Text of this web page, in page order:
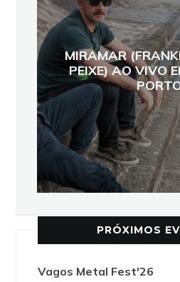
MIRAMAR
PEIXE) AO VIVO
PRÓXIMOS
Vagos Metal Fest'26